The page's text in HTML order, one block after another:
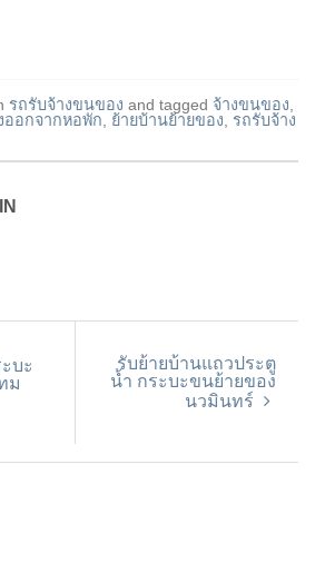
รถรับจ้างขนของ and tagged จ้างขนของ,
ออกจากหอพัก, ย้ายบ้านย้ายของ, รถรับจ้าง
บะ
ม
รับย้ายบ้านแถวประตู
น้ำ กระบะขนย้ายของ
นวมินทร์